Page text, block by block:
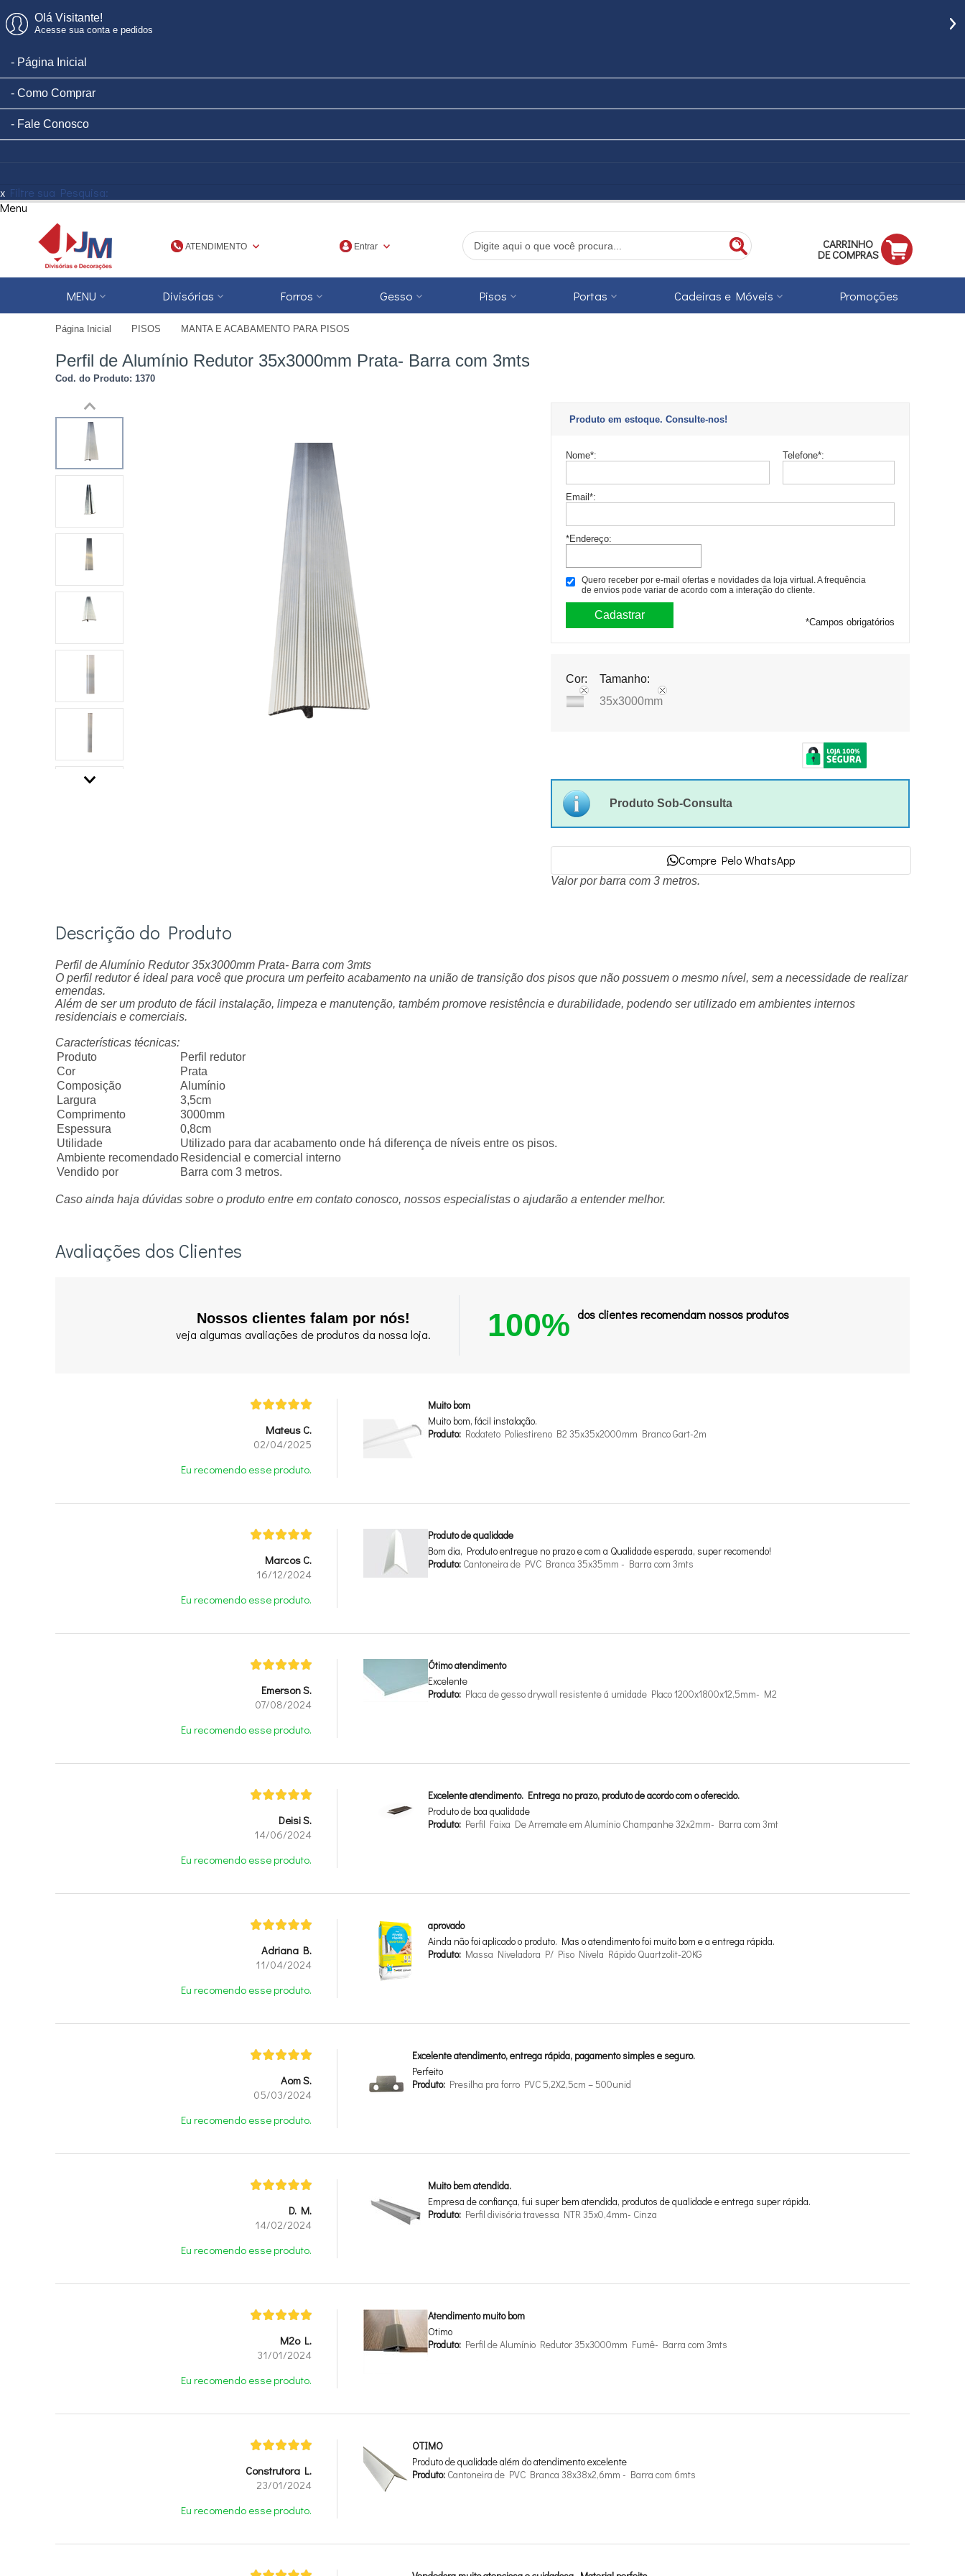
Olá Visitante!
Acesse sua conta e pedidos
Página Inicial
Como Comprar
Fale Conosco
x Filtre sua Pesquisa:
Menu
ATENDIMENTO
(48) 3623-1777
4836231777
Entrar CARRINHO
DE COMPRAS
MENU Divisórias Forros Gesso Pisos Portas Cadeiras e Móveis Promoções
Página Inicial PISOS MANTA E ACABAMENTO PARA PISOS
Perfil de Alumínio Redutor 35x3000mm Prata- Barra com 3mts
Cod. do Produto: 1370
Produto em estoque. Consulte-nos!
Nome*: Telefone*:
Email*:
*Endereço:
Quero receber por e-mail ofertas e novidades da loja virtual. A frequência
de envios pode variar de acordo com a interação do cliente.
*Campos obrigatórios
Cor:
Tamanho:
35x3000mm
Produto Sob-Consulta
Compre Pelo WhatsApp
Valor por barra com 3 metros.
Descrição do Produto
Perfil de Alumínio Redutor 35x3000mm Prata- Barra com 3mts
O perfil redutor é ideal para você que procura um perfeito acabamento na união de transição dos pisos que não possuem o mesmo nível, sem a necessidade de realizar
emendas.
Além de ser um produto de fácil instalação, limpeza e manutenção, também promove resistência e durabilidade, podendo ser utilizado em ambientes internos
residenciais e comerciais.
Características técnicas:
Produto
Perfil redutor
Cor
Prata
Composição
Alumínio
Largura
3,5cm
Comprimento
3000mm
Espessura
0,8cm
Utilidade
Utilizado para dar acabamento onde há diferença de níveis entre os pisos.
Ambiente recomendado Residencial e comercial interno
Vendido por
Barra com 3 metros.
Caso ainda haja dúvidas sobre o produto entre em contato conosco, nossos especialistas o ajudarão a entender melhor.
Avaliações dos Clientes
Nossos clientes falam por nós!
veja algumas avaliações de produtos da nossa loja. 100% dos clientes recomendam nossos produtos
Mateus C.
02/04/2025
Eu recomendo esse produto.
Muito bom
Muito bom, fácil instalação.
Produto:Rodateto Poliestireno B2 35x35x2000mm Branco Gart-2m
Marcos C.
16/12/2024
Eu recomendo esse produto.
Produto de qualidade
Bom dia, Produto entregue no prazo e com a Qualidade esperada, super recomendo!
Produto:Cantoneira de PVC Branca 35x35mm - Barra com 3mts
Emerson S.
07/08/2024
Eu recomendo esse produto.
Ótimo atendimento
Excelente
Produto:Placa de gesso drywall resistente á umidade Placo 1200x1800x12,5mm- M2
Deisi S.
14/06/2024
Eu recomendo esse produto.
Excelente atendimento. Entrega no prazo, produto de acordo com o oferecido.
Produto de boa qualidade
Produto:Perfil Faixa De Arremate em Alumínio Champanhe 32x2mm- Barra com 3mt
Adriana B.
11/04/2024
Eu recomendo esse produto.
aprovado
Ainda não foi aplicado o produto. Mas o atendimento foi muito bom e a entrega rápida.
Produto:Massa Niveladora P/ Piso Nivela Rápido Quartzolit-20KG
Aom S.
05/03/2024
Eu recomendo esse produto.
Excelente atendimento, entrega rápida, pagamento simples e seguro.
Perfeito
Produto:Presilha pra forro PVC 5,2X2,5cm – 500unid
D. M.
14/02/2024
Eu recomendo esse produto.
Muito bem atendida.
Empresa de confiança, fui super bem atendida, produtos de qualidade e entrega super rápida.
Produto:Perfil divisória travessa NTR 35x0,4mm- Cinza
M2o L.
31/01/2024
Eu recomendo esse produto.
Atendimento muito bom
Otimo
Produto:Perfil de Alumínio Redutor 35x3000mm Fumê- Barra com 3mts
Construtora L.
23/01/2024
Eu recomendo esse produto.
OTIMO
Produto de qualidade além do atendimento excelente
Produto:Cantoneira de PVC Branca 38x38x2,6mm - Barra com 6mts